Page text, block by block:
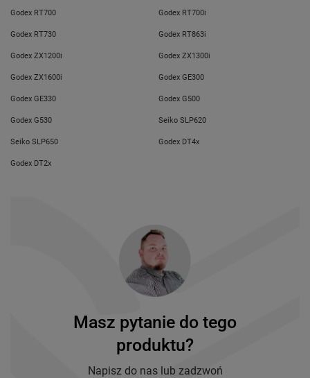
Godex RT700 Godex RT700i
Godex RT730 Godex RT863i
Godex ZX1200i Godex ZX1300i
Godex ZX1600i Godex GE300
Godex GE330 Godex G500
Godex G530 Seiko SLP620
Seiko SLP650 Godex DT4x
Godex DT2x
Masz pytanie do tego
produktu?
Napisz do nas lub zadzwoń